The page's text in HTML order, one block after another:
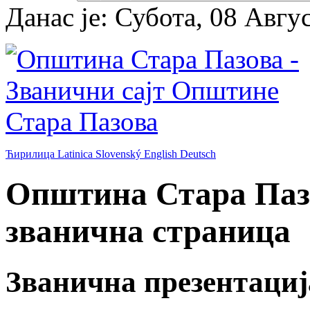
Данас је: Субота, 08
Ћирилица Latinica Slovenský English Deutsch
Општина Стара
званична страница
Званична